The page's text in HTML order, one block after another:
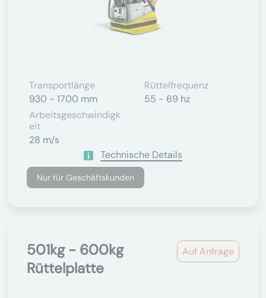
Transportlänge
930 - 1700 mm
Rüttelfrequenz
55 - 69 hz
Arbeitsgeschwindigk
Eit
28 m/s
Technische Details
Nur für Geschäftskunden
Auf Anfrage
501kg - 600kg
Rüttelplatte